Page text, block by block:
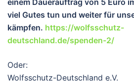
viel Gutes tun und weiter für
kämpfen. https://wolfsschutz-
deutschland.de/spenden-2/
Oder:
Wolfsschutz-Deutschland e.V.